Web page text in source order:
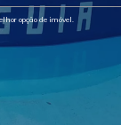
opção de imóvel.